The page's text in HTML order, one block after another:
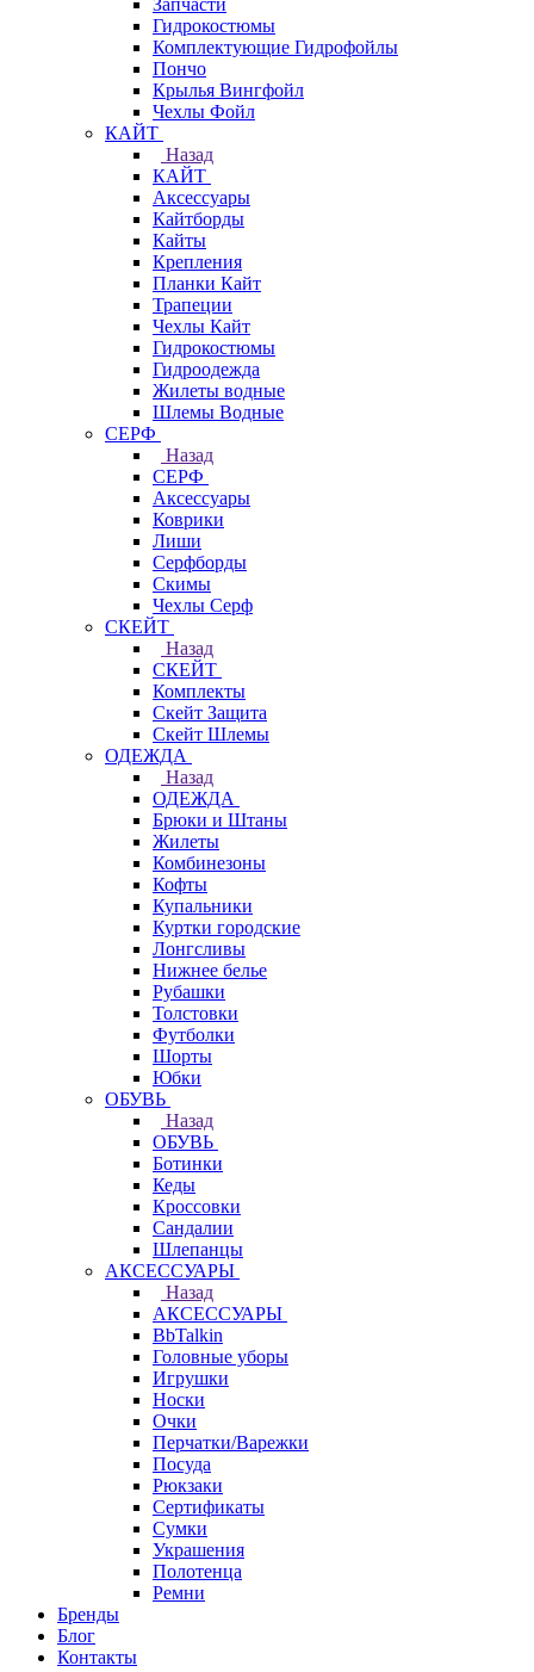
Запчасти
Гидрокостюмы
Комплектующие Гидрофойлы
Пончо
Крылья Вингфойл
Чехлы Фойл
КАЙТ
Назад
КАЙТ
Аксессуары
Кайтборды
Кайты
Крепления
Планки Кайт
Трапеции
Чехлы Кайт
Гидрокостюмы
Гидроодежда
Жилеты водные
Шлемы Водные
СЕРФ
Назад
СЕРФ
Аксессуары
Коврики
Лиши
Серфборды
Скимы
Чехлы Cерф
СКЕЙТ
Назад
СКЕЙТ
Комплекты
Скейт Защита
Скейт Шлемы
ОДЕЖДА
Назад
ОДЕЖДА
Брюки и Штаны
Жилеты
Комбинезоны
Кофты
Купальники
Куртки городские
Лонгсливы
Нижнее белье
Рубашки
Толстовки
Футболки
Шорты
Юбки
ОБУВЬ
Назад
ОБУВЬ
Ботинки
Кеды
Кроссовки
Сандалии
Шлепанцы
АКСЕССУАРЫ
Назад
АКСЕССУАРЫ
BbTalkin
Головные уборы
Игрушки
Носки
Очки
Перчатки/Варежки
Посуда
Рюкзаки
Сертификаты
Сумки
Украшения
Полотенца
Ремни
Бренды
Блог
Контакты